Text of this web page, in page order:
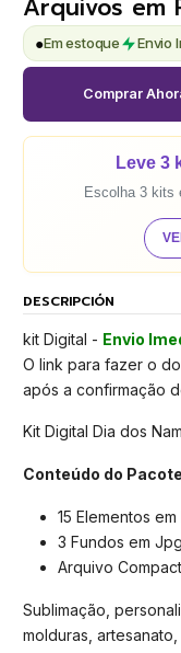
Arquivos em
●Em estoque Envio
Comprar
Leve 3
Escolha 3 kits
DESCRIPCIÓN
kit Digital - Envio
O link para fazer o
após a confirmação
Kit Digital Dia dos
Conteúdo do
15 Elementos em
3 Fundos em Jpg
Arquivo
Sublimação,
molduras,